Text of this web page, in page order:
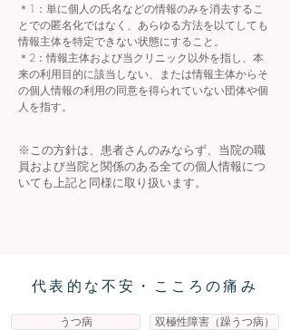
＊1：単に個人の氏名などの情報のみを消去するこ
とでの匿名化ではなく、あらゆる方法を以てしても
情報主体を特定できない状態にすること。
＊2：情報主体および当クリニック以外を指し、本
来の利用目的に該当しない、または情報主体からそ
の個人情報の利用の同意を得られていない団体や個
人を指す。
※この方針は、患者さんのみならず、当院の職
員および当院と関係のある全ての個人情報につ
いても上記と同様に取り扱います。
代表的な不安・こころの痛み
うつ病 双極性障害（躁うつ病）